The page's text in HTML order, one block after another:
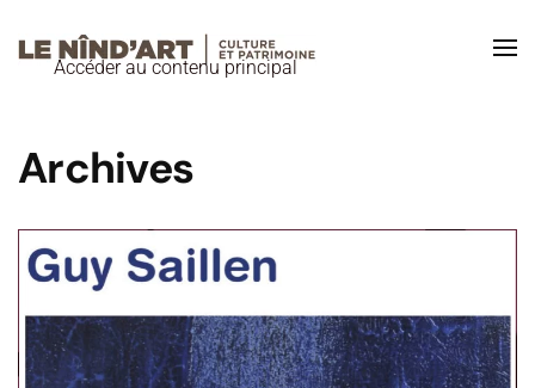
Accéder au contenu principal
Archives